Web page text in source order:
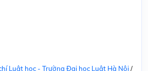
Luật học - Trường Đại học Luật Hà Nội/